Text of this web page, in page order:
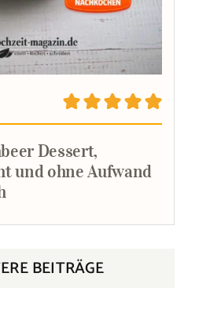
Dessert,
und ohne Aufwand
BEITRÄGE